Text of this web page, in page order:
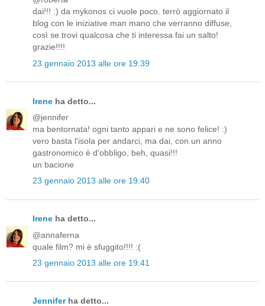
dai!!! :) da mykonos ci vuole poco. terrò aggiornato il
blog con le iniziative man mano che verranno diffuse,
così se trovi qualcosa che ti interessa fai un salto!
grazie!!!!
23 gennaio 2013 alle ore 19:39
Irene ha detto...
@jennifer
ma bentornata! ogni tanto appari e ne sono felice! :)
vero basta l'isola per andarci, ma dai, con un anno
gastronomico è d'obbligo, beh, quasi!!!
un bacione
23 gennaio 2013 alle ore 19:40
Irene ha detto...
@annaferna
quale film? mi è sfuggito!!!! :(
23 gennaio 2013 alle ore 19:41
Jenniferha detto...